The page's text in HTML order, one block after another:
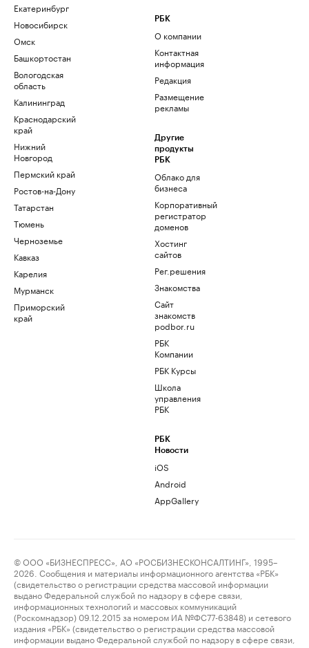
Екатеринбург
Новосибирск
Омск
Башкортостан
Вологодская
область
Калининград
Краснодарский
край
Нижний
Новгород
Пермский край
Ростов-на-Дону
Татарстан
Тюмень
Черноземье
Кавказ
Карелия
Мурманск
Приморский
край
РБК
О компании
Контактная
информация
Редакция
Размещение
рекламы
Другие
продукты
РБК
Облако для
бизнеса
Корпоративный
регистратор
доменов
Хостинг
сайтов
Рег.решения
Знакомства
Сайт
знакомств
podbor.ru
РБК
Компании
РБК Курсы
Школа
управления
РБК
РБК
Новости
iOS
Android
AppGallery
© ООО «БИЗНЕСПРЕСС», АО «РОСБИЗНЕСКОНСАЛТИНГ», 1995–
2026. Сообщения и материалы информационного агентства «РБК»
(свидетельство о регистрации средства массовой информации
выдано Федеральной службой по надзору в сфере связи,
информационных технологий и массовых коммуникаций
(Роскомнадзор) 09.12.2015 за номером ИА №ФС77-63848) и сетевого
издания «РБК» (свидетельство о регистрации средства массовой
информации выдано Федеральной службой по надзору в сфере связи,